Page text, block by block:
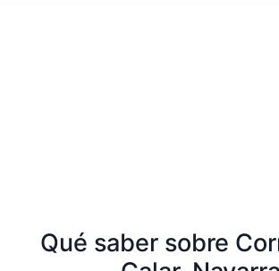
Qué saber sobre